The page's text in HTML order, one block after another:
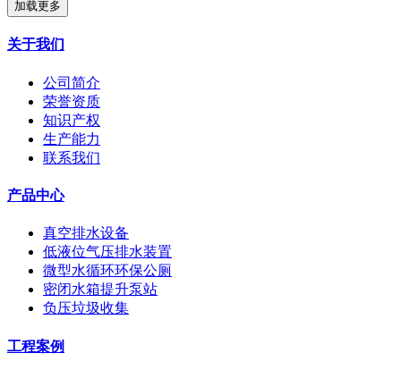
加载更多
关于我们
公司简介
荣誉资质
知识产权
生产能力
联系我们
产品中心
真空排水设备
低液位气压排水装置
微型水循环环保公厕
密闭水箱提升泵站
负压垃圾收集
工程案例